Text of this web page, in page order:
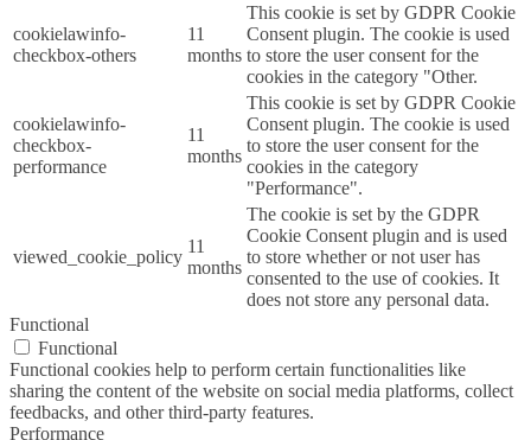
cookielawinfo-
checkbox-others
11
months
This cookie is set by GDPR Cookie
Consent plugin. The cookie is used
to store the user consent for the
cookies in the category "Other.
cookielawinfo-
checkbox-
performance
11
months
This cookie is set by GDPR Cookie
Consent plugin. The cookie is used
to store the user consent for the
cookies in the category
"Performance".
viewed_cookie_policy
11
months
The cookie is set by the GDPR
Cookie Consent plugin and is used
to store whether or not user has
consented to the use of cookies. It
does not store any personal data.
Functional
Functional
Functional cookies help to perform certain functionalities like
sharing the content of the website on social media platforms, collect
feedbacks, and other third-party features.
Performance